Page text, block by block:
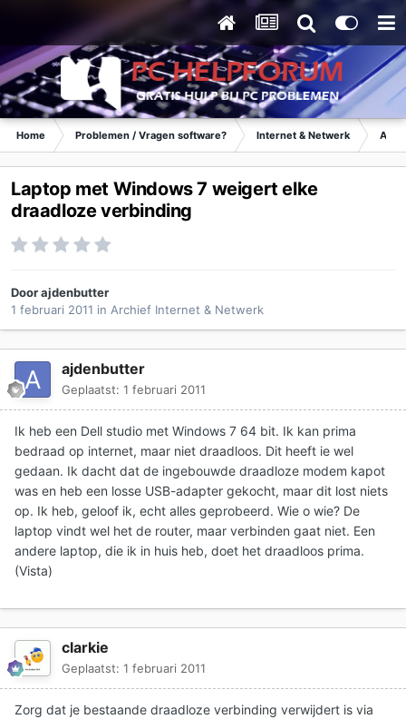
Home Problemen / Vragen software? Internet & Netwerk
Laptop met Windows 7 weigert elke
draadloze verbinding
Doorajdenbutter
1 februari 2011 in Archief Internet & Netwerk
ajdenbutter
Geplaatst: 1 februari 2011
Ik heb een Dell studio met Windows 7 64 bit. Ik kan prima
bedraad op internet, maar niet draadloos. Dit heeft ie wel
gedaan. Ik dacht dat de ingebouwde draadloze modem kapot
was en heb een losse USB-adapter gekocht, maar dit lost niets
op. Ik heb, geloof ik, echt alles geprobeerd. Wie o wie? De
laptop vindt wel het de router, maar verbinden gaat niet. Een
andere laptop, die ik in huis heb, doet het draadloos prima.
(Vista)
clarkie
Geplaatst: 1 februari 2011
Zorg dat je bestaande draadloze verbinding verwijdert is via